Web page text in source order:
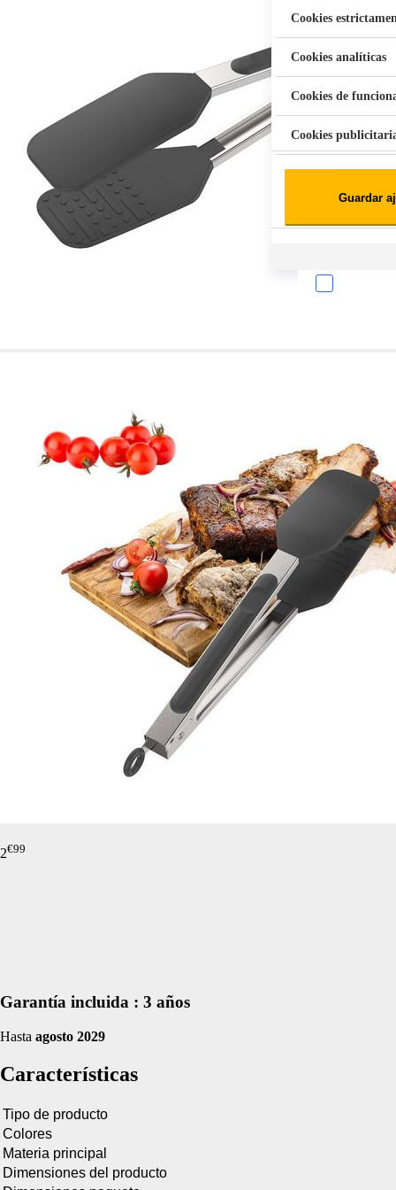
Aspiradora Quitamanchas 450W
2€99
Garantía incluida : 3 años
Hasta agosto 2029
Características
Tipo de producto
Colores
Materia principal
Dimensiones del producto
Cookies
Cookies analíticas
Cookies de
Cookies
tipos de cookies.
las cookies que se
los servicios que
Más información
Cookies
Estas cookies son
cookies
publicidad estará
Información de
Guardar